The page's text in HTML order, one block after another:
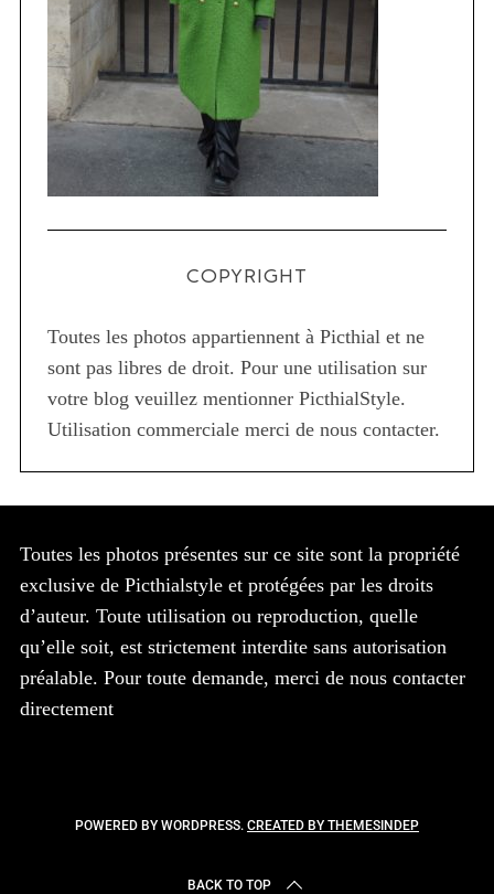
COPYRIGHT
Toutes les photos appartiennent à Picthial et ne
sont pas libres de droit. Pour une utilisation sur
votre blog veuillez mentionner PicthialStyle.
Utilisation commerciale merci de nous contacter.
Toutes les photos présentes sur ce site sont la propriété
exclusive de Picthialstyle et protégées par les droits
d’auteur. Toute utilisation ou reproduction, quelle
qu’elle soit, est strictement interdite sans autorisation
préalable. Pour toute demande, merci de nous contacter
directement
POWERED BY WORDPRESS. CREATED BY THEMESINDEP
BACK TO TOP